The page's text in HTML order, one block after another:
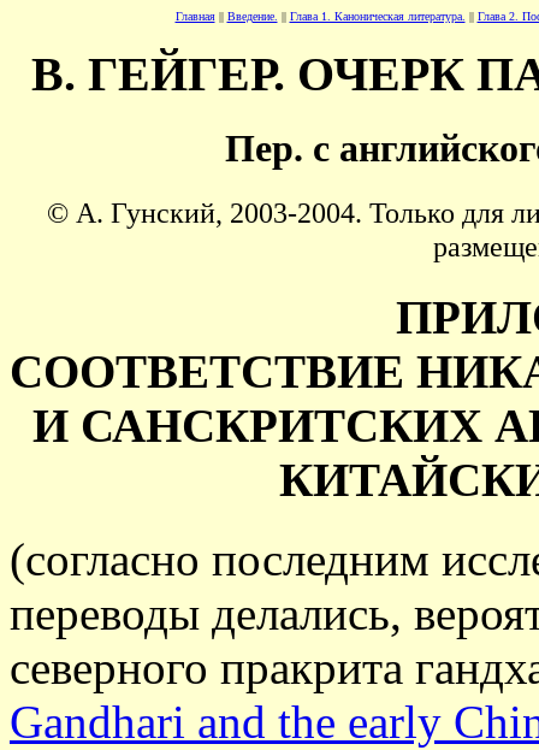
Главная|| Введение. || Глава 1. Каноническая литература. || Глава 2.
В. ГЕЙГЕР. ОЧЕРК
Пер. с
© А. Гунский, 2003-2004. Только для
СООТВЕТСТВИЕ
И САНСКРИТСКИХ
(согласно последним
переводы делались,
северного пракрита
Gandhari and the early